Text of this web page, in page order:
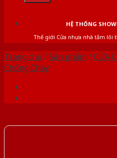
HỆ THỐNG
Thế giới Cửa nhựa nhà tắm lõi
Trang chủ /Sản phẩm /CỬA
Chống Cháy